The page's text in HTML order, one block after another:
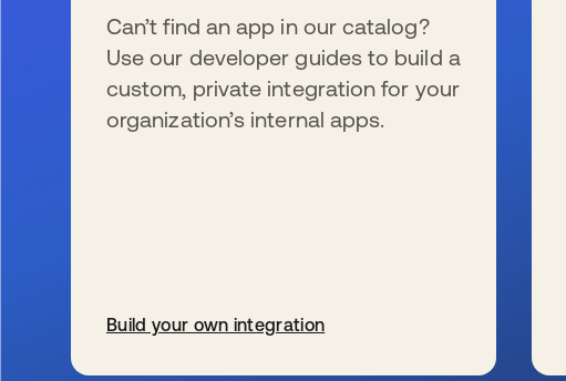
Can’t find an app in our catalog?
Use our developer guides to build a
custom, private integration for your
organization’s internal apps.
Build your own integration